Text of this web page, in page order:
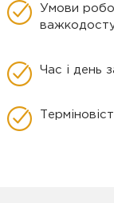
Умови
Час і день